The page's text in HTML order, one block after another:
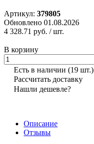
Артикул: 379805
Обновлено 01.08.2026
4 328.71 руб. / шт.
В корзину
Есть в наличии (19 шт.)
Рассчитать доставку
Нашли дешевле?
Описание
Отзывы